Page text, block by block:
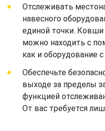
Отслеживать
навесного
единой точки.
можно находить с
как и оборудование
Обеспечьте
выходе за пределы
функцией
От вас требуется